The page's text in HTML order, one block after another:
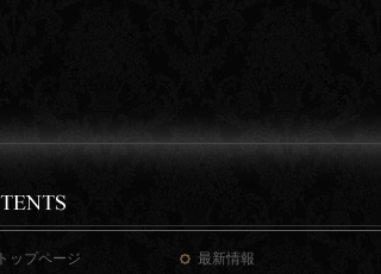
トップページ 最新情報